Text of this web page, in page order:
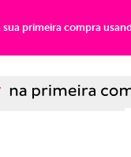
sua primeira compra